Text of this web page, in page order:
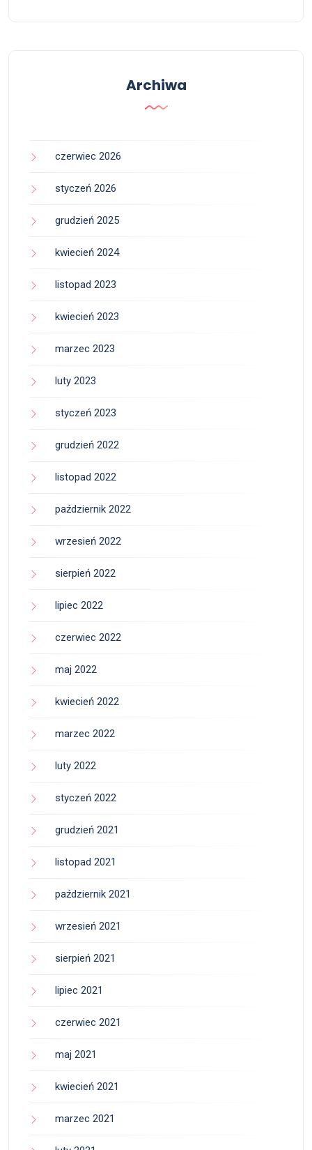
Archiwa
czerwiec 2026
styczeń 2026
grudzień 2025
kwiecień 2024
listopad 2023
kwiecień 2023
marzec 2023
luty 2023
styczeń 2023
grudzień 2022
listopad 2022
październik 2022
wrzesień 2022
sierpień 2022
lipiec 2022
czerwiec 2022
maj 2022
kwiecień 2022
marzec 2022
luty 2022
styczeń 2022
grudzień 2021
listopad 2021
październik 2021
wrzesień 2021
sierpień 2021
lipiec 2021
czerwiec 2021
maj 2021
kwiecień 2021
marzec 2021